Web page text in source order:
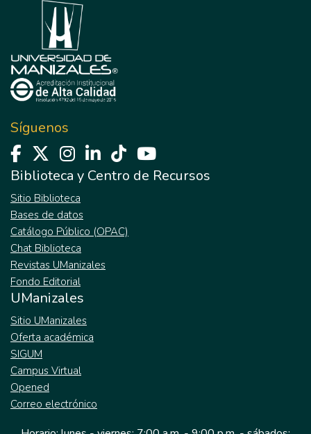
Síguenos
Biblioteca y Centro de Recursos
Sitio Biblioteca
Bases de datos
Catálogo Público (OPAC)
Chat Biblioteca
Revistas UManizales
Fondo Editorial
UManizales
Sitio UManizales
Oferta académica
SIGUM
Campus Virtual
Opened
Correo electrónico